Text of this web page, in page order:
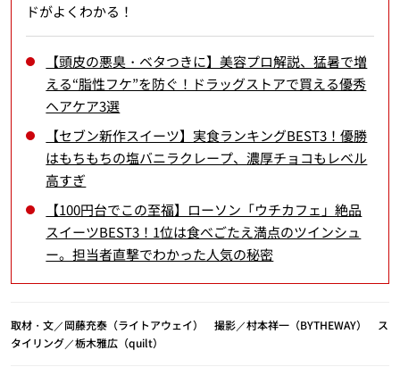
ドがよくわかる！
【頭皮の悪臭・ベタつきに】美容プロ解説、猛暑で増
える“脂性フケ”を防ぐ！ドラッグストアで買える優秀
ヘアケア3選
【セブン新作スイーツ】実食ランキングBEST3！優勝
はもちもちの塩バニラクレープ、濃厚チョコもレベル
高すぎ
【100円台でこの至福】ローソン「ウチカフェ」絶品
スイーツBEST3！1位は食べごたえ満点のツインシュ
ー。担当者直撃でわかった人気の秘密
取材・文／岡藤充泰（ライトアウェイ） 撮影／村本祥一（BYTHEWAY） ス
タイリング／栃木雅広（quilt）